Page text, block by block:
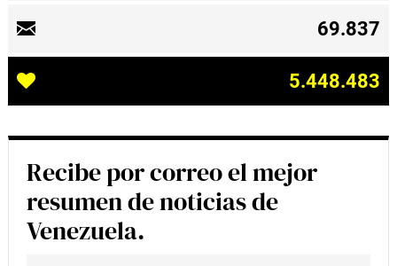
69.837
5.448.483
Recibe por correo el mejor
resumen de noticias de
Venezuela.